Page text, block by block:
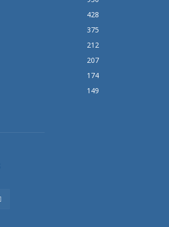
428
375
212
207
174
149